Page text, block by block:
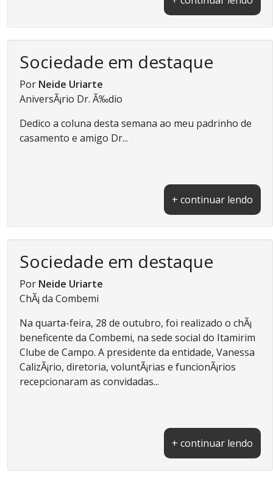
Sociedade em destaque
Por Neide Uriarte
AniversÃ¡rio Dr. Ã‰dio
Dedico a coluna desta semana ao meu padrinho de
casamento e amigo Dr...
+ continuar lendo
Sociedade em destaque
Por Neide Uriarte
ChÃ¡ da Combemi
Na quarta-feira, 28 de outubro, foi realizado o chÃ¡
beneficente da Combemi, na sede social do Itamirim
Clube de Campo. A presidente da entidade, Vanessa
CalizÃ¡rio, diretoria, voluntÃ¡rias e funcionÃ¡rios
recepcionaram as convidadas...
+ continuar lendo